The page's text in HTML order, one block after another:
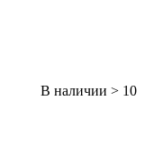
В наличии > 10